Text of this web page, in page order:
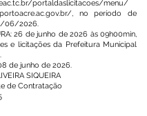
portaldaslicitacoes/menu/
,no período de
06/2026.
26 de junho de 2026 às 09h00min,
e licitações da Prefeitura Municipal
de junho de 2026.
SIQUEIRA
de Contratação